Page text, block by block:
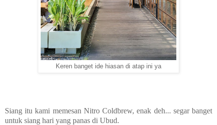
Keren banget ide hiasan di atap ini ya
Siang itu kami memesan Nitro Coldbrew, enak deh... segar banget
untuk siang hari yang panas di Ubud.